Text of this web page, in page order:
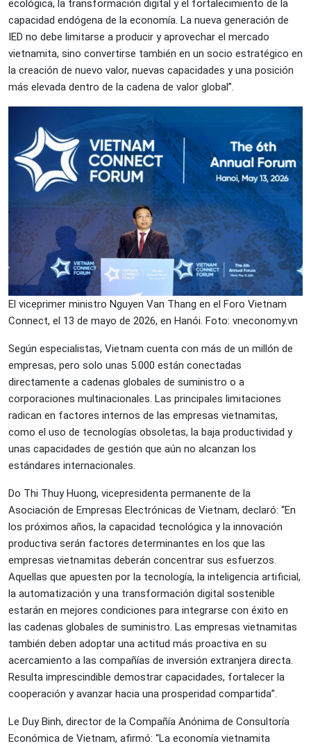
ecológica, la transformación digital y el fortalecimiento de la
capacidad endógena de la economía. La nueva generación de
IED no debe limitarse a producir y aprovechar el mercado
vietnamita, sino convertirse también en un socio estratégico en
la creación de nuevo valor, nuevas capacidades y una posición
más elevada dentro de la cadena de valor global”.
El viceprimer ministro Nguyen Van Thang en el Foro Vietnam
Connect, el 13 de mayo de 2026, en Hanói. Foto: vneconomy.vn
Según especialistas, Vietnam cuenta con más de un millón de
empresas, pero solo unas 5.000 están conectadas
directamente a cadenas globales de suministro o a
corporaciones multinacionales. Las principales limitaciones
radican en factores internos de las empresas vietnamitas,
como el uso de tecnologías obsoletas, la baja productividad y
unas capacidades de gestión que aún no alcanzan los
estándares internacionales.
Do Thi Thuy Huong, vicepresidenta permanente de la
Asociación de Empresas Electrónicas de Vietnam, declaró: “En
los próximos años, la capacidad tecnológica y la innovación
productiva serán factores determinantes en los que las
empresas vietnamitas deberán concentrar sus esfuerzos.
Aquellas que apuesten por la tecnología, la inteligencia artificial,
la automatización y una transformación digital sostenible
estarán en mejores condiciones para integrarse con éxito en
las cadenas globales de suministro. Las empresas vietnamitas
también deben adoptar una actitud más proactiva en su
acercamiento a las compañías de inversión extranjera directa.
Resulta imprescindible demostrar capacidades, fortalecer la
cooperación y avanzar hacia una prosperidad compartida”.
Le Duy Binh, director de la Compañía Anónima de Consultoría
Económica de Vietnam, afirmó: “La economía vietnamita